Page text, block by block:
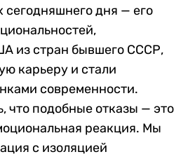
сегодняшнего дня — его
из стран бывшего СССР,
карьеру и стали
современности.
что подобные отказы — это
реакция. Мы
с изоляцией